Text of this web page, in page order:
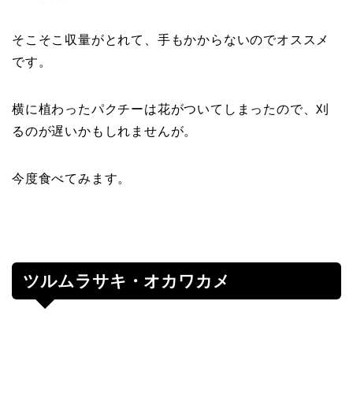
そこそこ収量がとれて、手もかからないのでオススメ
です。
横に植わったパクチーは花がついてしまったので、刈
るのが遅いかもしれませんが。
今度食べてみます。
ツルムラサキ・オカワカメ